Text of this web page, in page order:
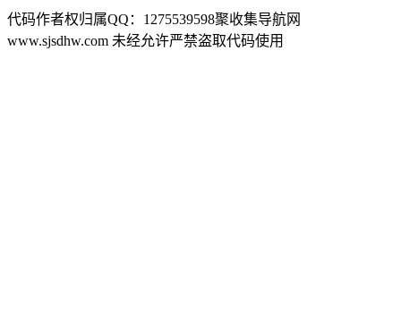
代码作者权归属QQ：1275539598聚收集导航网
www.sjsdhw.com 未经允许严禁盗取代码使用